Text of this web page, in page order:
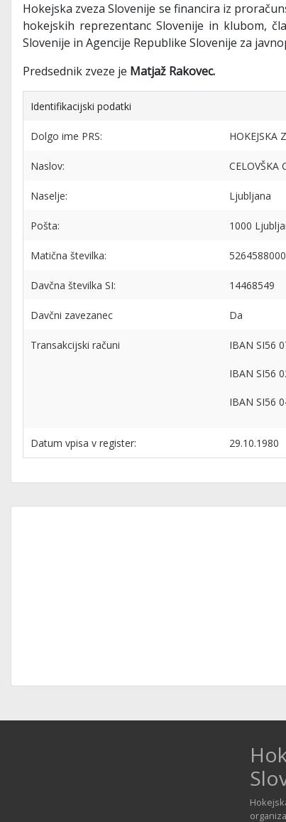
Hokejska zveza Slovenije se financira iz
hokejskih reprezentanc Slovenije in klubom,
Slovenije in Agencije Republike Slovenije za
Predsednik zveze je Matjaž Rakovec.
Identifikacijski podatki
Dolgo ime PRS: HOKEJSKA
Naslov: CELOVŠKA
Naselje: Ljubljana
Pošta: 1000
Matična številka: 5264588000
Davčna številka SI: 14468549
Davčni zavezanec Da
Transakcijski računi IBAN SI56
IBAN SI56
IBAN SI56
Datum vpisa v register: 29.10.1980